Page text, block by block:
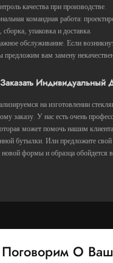
качества при производстве.
командная работа:
сборка, упаковка и доставка.
обслуживание. Если
предложим вам замену
Индивидуальный
на изготовлении
заказу. У нас есть очень
может помочь нашим
бутылки. Или предложите свой
новой формы и образца обойдется
Поговорим О